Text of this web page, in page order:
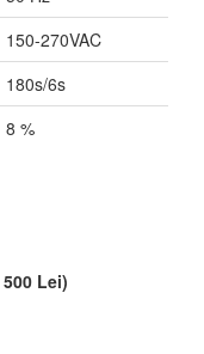
150-270VAC
180s/6s
8 %
Lei)